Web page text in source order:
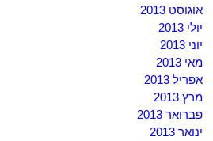
אוגוסט 2013
יולי 2013
יוני 2013
מאי 2013
אפריל 2013
מרץ 2013
פברואר 2013
ינואר 2013